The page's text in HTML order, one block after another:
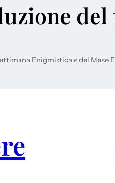
Enigmistica e del Mese